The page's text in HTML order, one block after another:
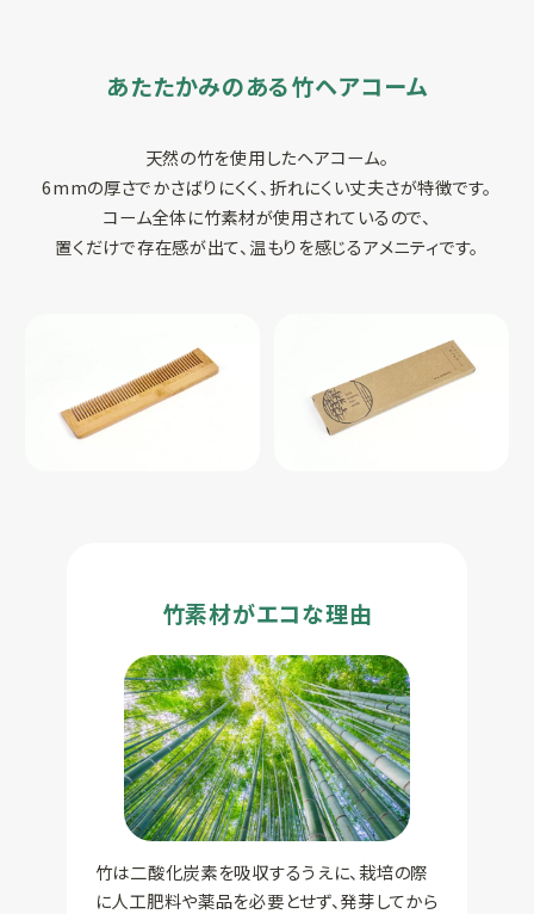
あたたかみのある竹ヘアコーム
天然の竹を使用したヘアコーム。
6mmの厚さでかさばりにくく、折れにくい丈夫さが特徴です。
コーム全体に竹素材が使用されているので、
置くだけで存在感が出て、温もりを感じるアメニティです。
竹素材がエコな理由
竹は二酸化炭素を吸収するうえに、栽培の際
に人工肥料や薬品を必要とせず、発芽してから